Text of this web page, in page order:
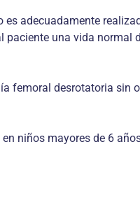
adecuadamente
una vida normal
femoral desrotatoria sin
niños mayores de 6